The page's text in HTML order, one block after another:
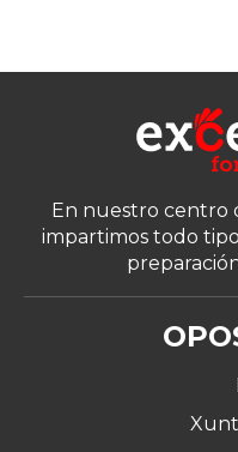
En nuestro centro
impartimos todo